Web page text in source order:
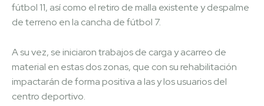
fútbol 11, así como el retiro de malla existente y despalme
de terreno en la cancha de fútbol 7.
A su vez, se iniciaron trabajos de carga y acarreo de
material en estas dos zonas, que con su rehabilitación
impactarán de forma positiva a las y los usuarios del
centro deportivo.